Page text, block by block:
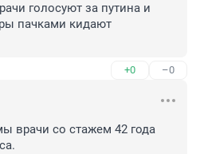
голосуют за путина и
пачками кидают
+0 –0
врачи со стажем 42 года